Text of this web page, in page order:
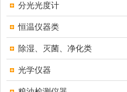
分光光度计
恒温仪器类
除湿、灭菌、净化类
光学仪器